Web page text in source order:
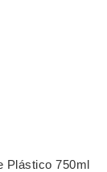
Plástico 750ml